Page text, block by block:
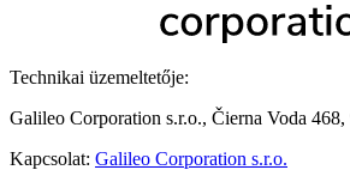
Technikai üzemeltetője:
Galileo Corporation s.r.o., Čierna Voda 468,
Kapcsolat: Galileo Corporation s.r.o.